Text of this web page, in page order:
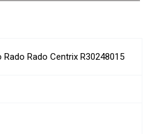
Rado Centrix R30248015